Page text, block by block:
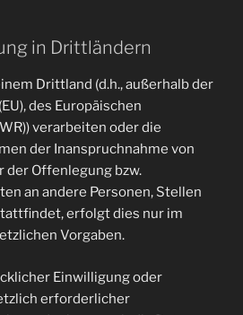
in Drittländern
Drittland (d.h., außerhalb der
des Europäischen
verarbeiten oder die
der Inanspruchnahme von
Offenlegung bzw.
an andere Personen, Stellen
erfolgt dies nur im
Vorgaben.
Einwilligung oder
erforderlicher